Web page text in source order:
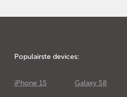
Populairste devices:
iPhone 15 Galaxy S8